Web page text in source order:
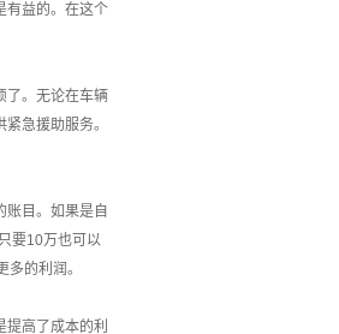
有益的。在这个
了。无论在车辆
急援助服务。
账目。如果是自
要10万也可以
的利润。
高了成本的利